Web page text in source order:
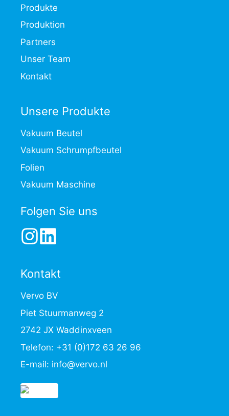
Produkte
Produktion
Partners
Unser Team
Kontakt
Unsere Produkte
Vakuum Beutel
Vakuum Schrumpfbeutel
Folien
Vakuum Maschine
Folgen Sie uns
Kontakt
Vervo BV
Piet Stuurmanweg 2
2742 JX Waddinxveen
Telefon: +31 (0)172 63 26 96
E-mail: info@vervo.nl